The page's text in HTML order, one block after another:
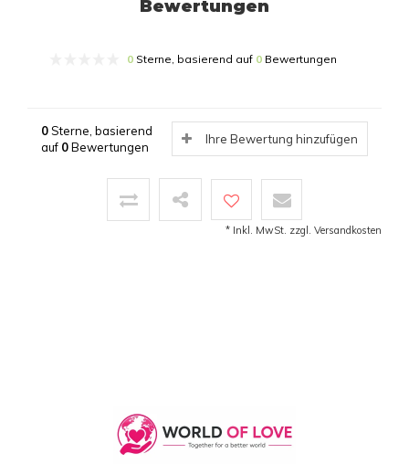
Bewertungen
0 Sterne, basierend auf 0 Bewertungen
0Sterne, basierend
auf 0Bewertungen
Ihre Bewertung hinzufügen
* Inkl. MwSt. zzgl. Versandkosten